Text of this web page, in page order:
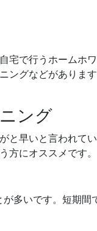
で行うホームホ
ングなどがあります
ング
早いと言われてい
方にオススメです。
多いです。短期